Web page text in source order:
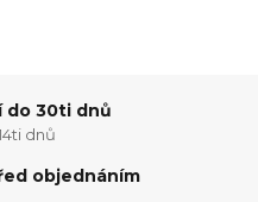
do 30ti dnů
dnů
objednáním